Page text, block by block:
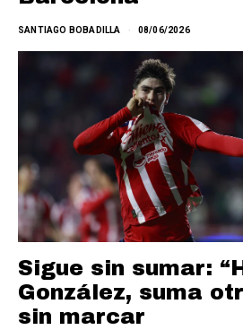
SANTIAGO BOBADILLA 08/06/2026
Sigue sin sumar:
González, suma
sin marcar